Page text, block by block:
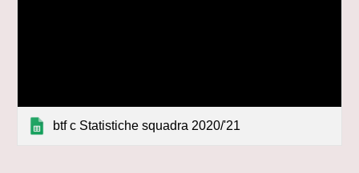
btf c Statistiche squadra 2020/'21